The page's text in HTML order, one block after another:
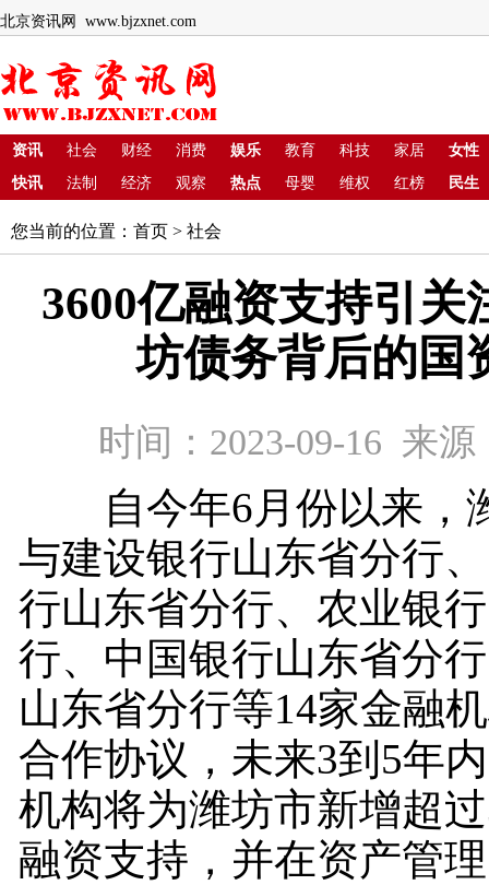
北京资讯网 www.bjzxnet.com
资讯 社会 财经 消费 娱乐 教育 科技 家居
女性
快讯
法制 经济 观察 热点 母婴 维权 红榜 民生
您当前的位置： 首页 > 社会
3600亿融资支持引关
坊债务背后的国
时间：2023-09-16 来
自今年6月份以来，
与建设银行山东省分行
行山东省分行、农业银
行、中国银行山东省分
山东省分行等14家金融
合作协议，未来3到5年
机构将为潍坊市新增超
融资支持，并在资产管